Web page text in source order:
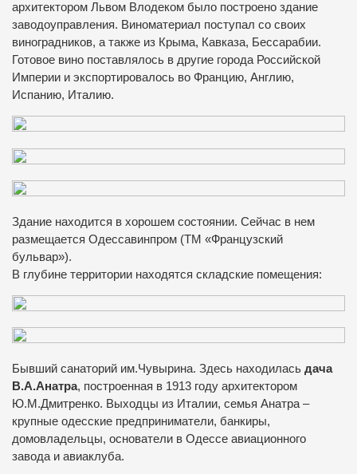
архитектором Львом Влодеком было построено здание
заводоуправления. Виноматериал поступал со своих
виноградников, а также из Крыма, Кавказа, Бессарабии.
Готовое вино поставлялось в другие города Российской
Империи и экспортировалось во Францию, Англию,
Испанию, Италию.
Здание находится в хорошем состоянии. Сейчас в нем
размещается Одессавинпром (ТМ «Французский
бульвар»).
В глубине территории находятся складские помещения:
Бывший санаторий им.Чувырина. Здесь находилась дача
В.А.Анатра, построенная в 1913 году архитектором
Ю.М.Дмитренко. Выходцы из Италии, семья Анатра –
крупные одесские предприниматели, банкиры,
домовладельцы, основатели в Одессе авиационного
завода и авиаклуба.